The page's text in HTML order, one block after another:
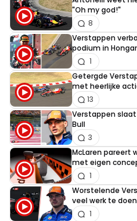
"Oh my god!"
8
Verstappen
podium in
1
Getergde
met heerlijke
13
Verstappen
Bull
3
McLaren pareert
met eigen
1
Worstelende
veel werk te doen
1